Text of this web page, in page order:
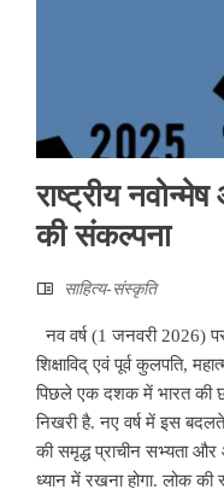
राष्ट्रीय
की संकल्पना
साहित्‍य-संस्कृति
नव वर्ष (1 जनवरी 2026) पर
शिक्षाविद् एवं पूर्व कुलपति,
पिछले एक दशक में भारत की
निखरी है. नए वर्ष में इस
की समृद्ध प्राचीन सभ्यता और
ध्यान में रखना होगा. लोक